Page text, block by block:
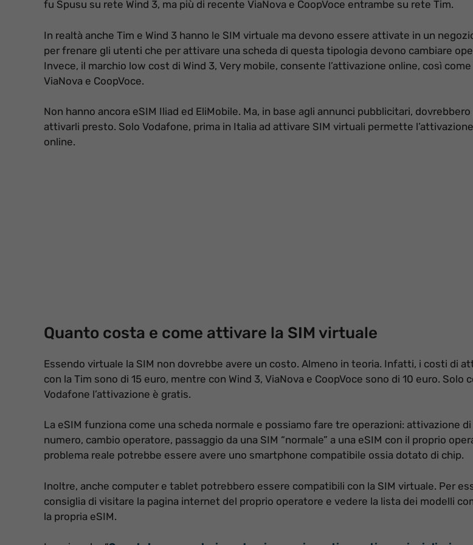
fu Spusu su rete Wind 3, ma più di recente ViaNova e CoopVoce entrambe su rete Tim.
In realtà anche Tim e Wind 3 hanno le SIM virtuale ma devono essere attivate in un
per frenare gli utenti che per attivare una scheda di questa tipologia devono cambiare
Invece, il marchio low cost di Wind 3, Very mobile, consente l’attivazione online, così come
ViaNova e CoopVoce.
Non hanno ancora eSIM Iliad ed EliMobile. Ma, in base agli annunci pubblicitari, dovrebbero
attivarli presto. Solo Vodafone, prima in Italia ad attivare SIM virtuali permette
online.
Quanto costa e come attivare la SIM virtuale
Essendo virtuale la SIM non dovrebbe avere un costo. Almeno in teoria. Infatti, i costi di
con la Tim sono di 15 euro, mentre con Wind 3, ViaNova e CoopVoce sono di 10 euro. Solo
Vodafone l’attivazione è gratis.
La eSIM funziona come una scheda normale e possiamo fare tre operazioni: attivazione
numero, cambio operatore, passaggio da una SIM “normale” a una eSIM con il proprio
problema reale potrebbe essere avere uno smartphone compatibile ossia dotato di chip.
Inoltre, anche computer e tablet potrebbero essere compatibili con la SIM virtuale. Per
consiglia di visitare la pagina internet del proprio operatore e vedere la lista dei modelli
la propria eSIM.